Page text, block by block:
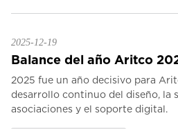
2025-12-19
Balance del año Aritco
2025 fue un año decisivo para
desarrollo continuo del diseño, la
asociaciones y el soporte digital.